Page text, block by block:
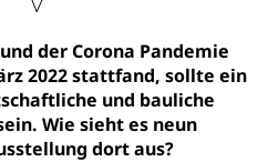
der Corona Pandemie
2022 stattfand, sollte ein
und bauliche
Wie sieht es neun
dort aus?